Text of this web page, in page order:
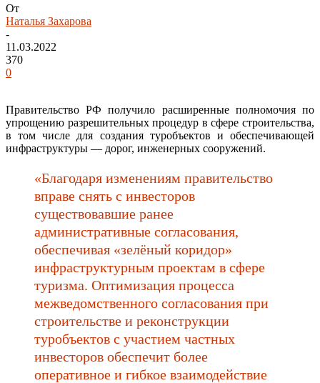
От
Наталья Захарова
-
11.03.2022
370
0
Правительство РФ получило расширенные полномочия по
упрощению разрешительных процедур в сфере строительства,
в том числе для создания туробъектов и обеспечивающей
инфраструктуры — дорог, инженерных сооружений.
«Благодаря изменениям правительство
вправе снять с инвесторов
существовавшие ранее
административные согласования,
обеспечивая «зелёный коридор»
инфраструктурным проектам в сфере
туризма. Оптимизация процесса
межведомственного согласования при
строительстве и реконструкции
туробъектов с участием частных
инвесторов обеспечит более
оперативное и гибкое взаимодействие